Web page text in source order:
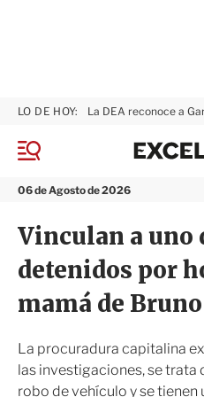
M
n
06 de Agosto de 2026
LO DE HOY: La DEA reconoce a
Vinculan a uno
detenidos por
mamá de Bruno
La procuradura capitalina
las investigaciones, se trata
robo de vehículo y se